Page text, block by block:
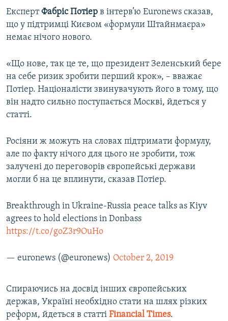
ЕкспертФабріс Потіер в інтерв’ю Euronews сказав,
що у підтримці Києвом «формули Штайнмаєра»
немає нічого нового.
«Що нове, так це те, що президент Зеленський бере
на себе ризик зробити перший крок», – вважає
Потіер. Націоналісти звинувачують його в тому, що
він надто сильно поступається Москві, йдеться у
статті.
Росіяни ж можуть на словах підтримати формулу,
але по факту нічого для цього не зробити, тож
залучені до переговорів європейські держави
могли б на це вплинути, сказав Потіер.
Breakthrough in Ukraine-Russia peace talks as Kiyv
agrees to hold elections in Donbass
https://t.co/goZ3r9OuHo
— euronews (@euronews) October 2, 2019
Спираючись на досвід інших європейських
держав, Україні необхідно стати на шлях різких
реформ, йдеться в статті Financial Times.